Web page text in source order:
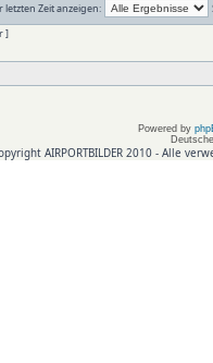
letzten Zeit anzeigen:
]
Powered by
AIRPORTBILDER 2010 - Alle